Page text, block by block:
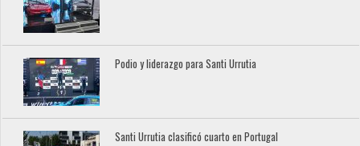
Podio y liderazgo para Santi Urrutia
Santi Urrutia clasificó cuarto en Portugal